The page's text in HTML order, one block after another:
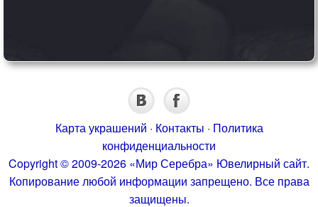
Карта украшений · Контакты · Политика
конфиденциальности
Copyright © 2009-2026 «Мир Серебра» Ювелирный сайт.
Копирование любой информации запрещено. Все права
защищены.